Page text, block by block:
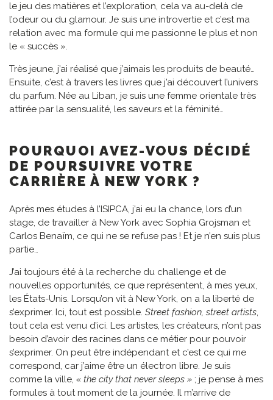
le jeu des matières et l’exploration, cela va au-delà de
l’odeur ou du glamour. Je suis une introvertie et c’est ma
relation avec ma formule qui me passionne le plus et non
le « succès ».
Très jeune, j’ai réalisé que j’aimais les produits de beauté…
Ensuite, c’est à travers les livres que j’ai découvert l’univers
du parfum. Née au Liban, je suis une femme orientale très
attirée par la sensualité, les saveurs et la féminité…
POURQUOI AVEZ-VOUS DÉCIDÉ
DE POURSUIVRE VOTRE
CARRIÈRE À NEW YORK ?
Après mes études à l’ISIPCA, j’ai eu la chance, lors d’un
stage, de travailler à New York avec Sophia Grojsman et
Carlos Benaïm, ce qui ne se refuse pas ! Et je n’en suis plus
partie…
J’ai toujours été à la recherche du challenge et de
nouvelles opportunités, ce que représentent, à mes yeux,
les États-Unis. Lorsqu’on vit à New York, on a la liberté de
s’exprimer. Ici, tout est possible. Street fashion, street artists,
tout cela est venu d’ici. Les artistes, les créateurs, n’ont pas
besoin d’avoir des racines dans ce métier pour pouvoir
s’exprimer. On peut être indépendant et c’est ce qui me
correspond, car j’aime être un électron libre. Je suis
comme la ville, « the city that never sleeps » ; je pense à mes
formules à tout moment de la journée. Il m’arrive de